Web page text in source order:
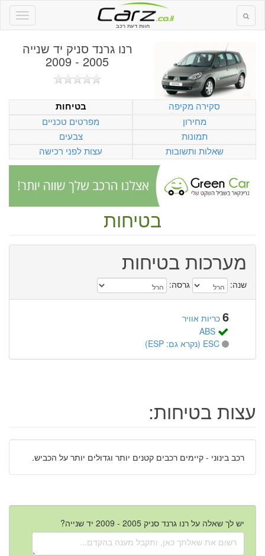
חוות דעת רכב
רנו גרנד סניק יד שנייה
2005 - 2009
סקירה מקיפה
בטיחות
מחירון
מפרטים טכניים
תמונות
צבעים
שאלות ותשובות
עצות לפני רכישה
בטיחות
מערכות בטיחות
שנה: גרסה:
6 כריות אוויר
ABS
ESC (נקרא גם: ESP)
עצות בטיחות:
רכב בינוני - קיימים רכבים קטנים יותר וגדולים יותר על הכביש.
יש לך שאלה על רנו גרנד סניק 2005 - 2009 יד שנייה?